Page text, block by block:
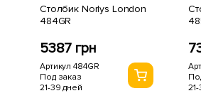
Столбик Norlys London
484GR
5387 грн
Артикул 484GR
Под заказ
21-39 дней